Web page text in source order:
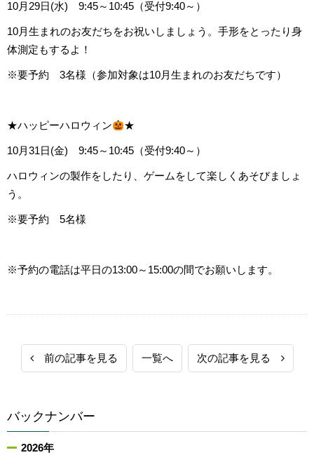
10月29日(水) 9:45～10:45（受付9:40～）
10月生まれのお友だちをお祝いしましょう。手形をとったり身
体測定もするよ！
※要予約 3名様（参加対象は10月生まれのお友だちです）
★ハッピーハロウィン ★
10月31日(金) 9:45～10:45（受付9:40～）
ハロウィンの製作をしたり、ゲームをして楽しくあそびましょ
う。
※要予約 5名様
※予約の電話は平日の13:00～15:00の間でお願いします。
前の記事を見る 一覧へ 次の記事を見る
バックナンバー
2026年